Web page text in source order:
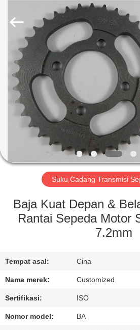
RUMAH
PRODUK
VIDEO
TENTANG
KAMI
TUR
PABRIK
KUALITAS
PERMINTAAN
PENAWARAN
Export
Co.,Ltd..
Reserved.
Suku Cadang Transmisi
Baja Kuat Depan &
Rantai Sepeda Motor
7.2mm
Tempat asal: Cina
Nama merek: Customized
Sertifikasi: ISO
Nomor model: BA